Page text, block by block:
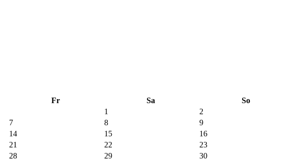
Fr Sa
So
1
2
7 8
9
14 15
16
21 22
23
28 29
30